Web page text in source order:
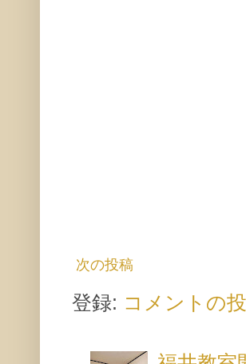
次の投稿
登録: コメントの